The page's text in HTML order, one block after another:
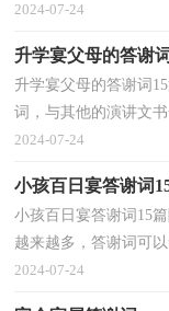
表情达意的工具。还
2024-07-24
升学宴父母的答谢
升学宴父母的答谢词
词，与其他的演讲文
书面语与活泼生动的
2024-07-24
小孩百日宴答谢词
小孩百日宴答谢词15
越来越多，答谢词可
愿。如何写出一个充
2024-07-24